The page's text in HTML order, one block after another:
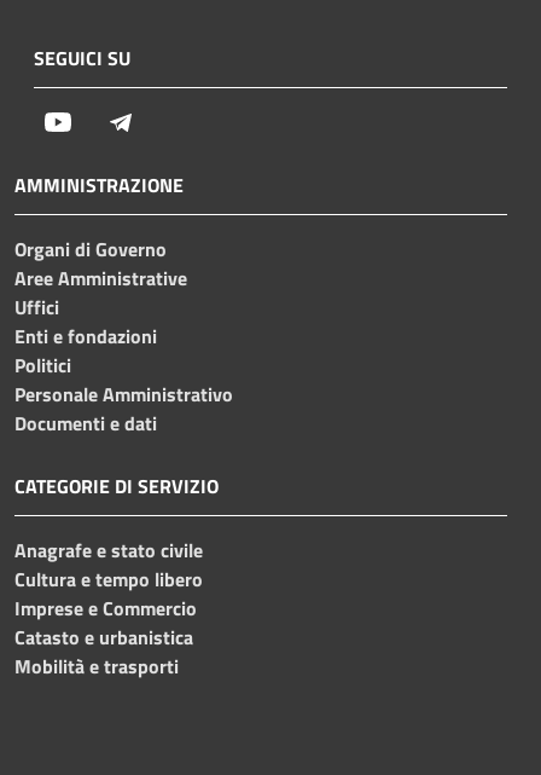
SEGUICI SU
Youtube
AMMINISTRAZIONE
Organi di Governo
Aree Amministrative
Uffici
Enti e fondazioni
Politici
Personale Amministrativo
Documenti e dati
CATEGORIE DI SERVIZIO
Anagrafe e stato civile
Cultura e tempo libero
Imprese e Commercio
Catasto e urbanistica
Mobilità e trasporti